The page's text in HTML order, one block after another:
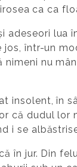
ca ca
lua
într-un
nu
insolent, în
că dudul lor
i se
în jur. Din